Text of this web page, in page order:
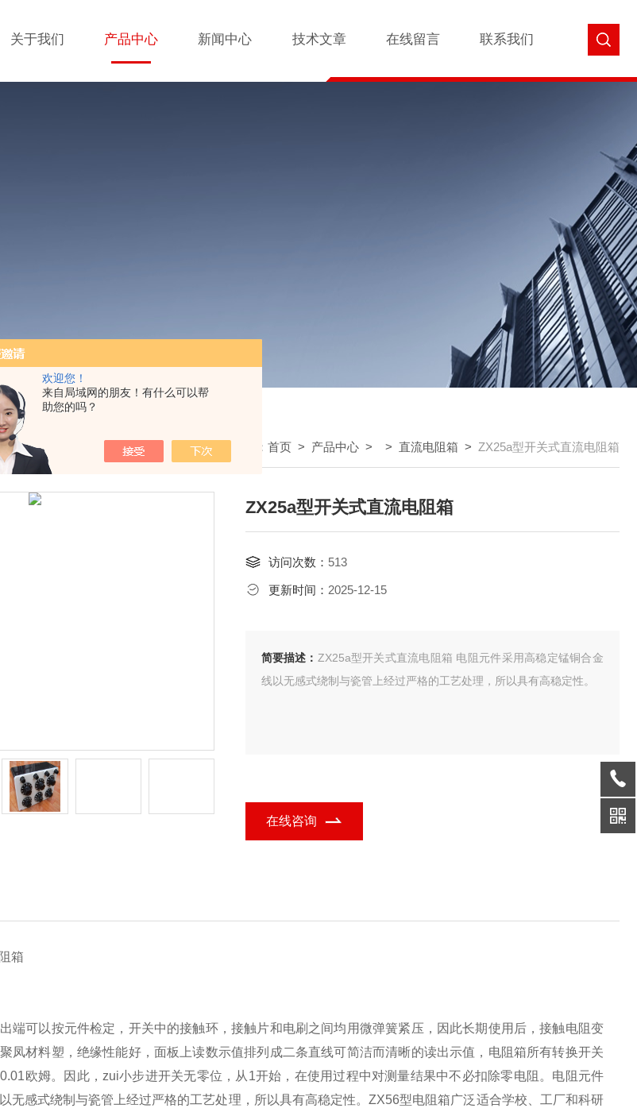
欢迎您！
来自局域网的朋友！有什么可以帮
助您的吗？
关于我们 产品中心 新闻中心 技术文章 在线留言 联系我们
我的位置： 首页 > 产品中心 > > 直流电阻箱 > ZX25a型开关式直流电阻箱
ZX25a型开关式直流电阻箱
访问次数： 513
更新时间： 2025-12-15
简要描述： ZX25a型开关式直流电阻箱 电阻元件采用高稳定锰铜合金
线以无感式绕制与瓷管上经过严格的工艺处理，所以具有高稳定性。
在线咨询
箱
端可以按元件检定，开关中的接触环，接触片和电刷之间均用微弹簧紧压，因此长期使用后，接触电阻变
凤材料塑，绝缘性能好，面板上读数示值排列成二条直线可简洁而清晰的读出示值，电阻箱所有转换开关
欧姆。因此，zui小步进开关无零位，从1开始，在使用过程中对测量结果中不必扣除零电阻。电阻元件
无感式绕制与瓷管上经过严格的工艺处理，所以具有高稳定性。ZX56型电阻箱广泛适合学校、工厂和科研